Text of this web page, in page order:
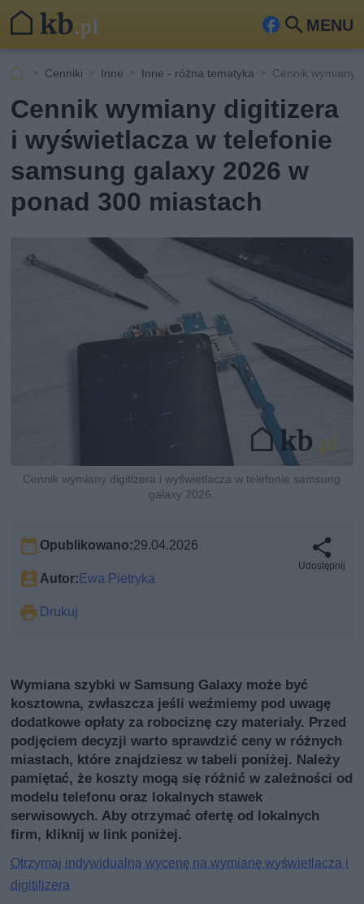
MENU
Fa
ook
Szu
Cenniki Inne Inne - różna tematyka Cennik wymiany
Cennik wymiany digitizera
i wyświetlacza w telefonie
samsung galaxy 2026 w
ponad 300 miastach
Cennik wymiany digitizera i wyświetlacza w telefonie samsung
galaxy 2026.
Opublikowano:29.04.2026
Autor:Ewa Pietryka
Drukuj
Udostępnij
Wymiana szybki w Samsung Galaxy może być
kosztowna, zwłaszcza jeśli weźmiemy pod uwagę
dodatkowe opłaty za robociznę czy materiały. Przed
podjęciem decyzji warto sprawdzić ceny w różnych
miastach, które znajdziesz w tabeli poniżej. Należy
pamiętać, że koszty mogą się różnić w zależności od
modelu telefonu oraz lokalnych stawek
serwisowych. Aby otrzymać ofertę od lokalnych
firm, kliknij w link poniżej.
Otrzymaj indywidualną wycenę na wymianę wyświetlacza i
digitilizera